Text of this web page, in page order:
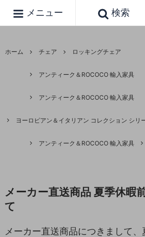
メニュー 検索
ホーム チェア ロッキングチェア
アンティーク＆ROCOCO 輸入家具
アンティーク＆ROCOCO 輸入家具
ヨーロピアン＆イタリアン コレクション シリ
アンティーク＆ROCOCO 輸入家具
メーカー直送商品 夏季休暇
て
メーカー直送商品につきまして